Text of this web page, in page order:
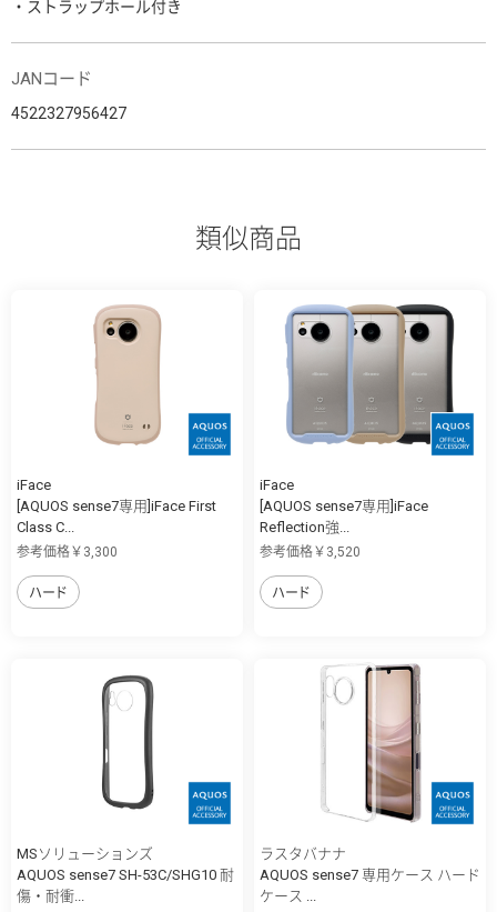
・ストラップホール付き
JANコード
4522327956427
類似商品
iFace
[AQUOS sense7専用]iFace First
Class C...
参考価格￥3,300
ハード
iFace
[AQUOS sense7専用]iFace
Reflection強...
参考価格￥3,520
ハード
MSソリューションズ
AQUOS sense7 SH-53C/SHG10 耐
傷・耐衝...
ラスタバナナ
AQUOS sense7 専用ケース ハード
ケース ...